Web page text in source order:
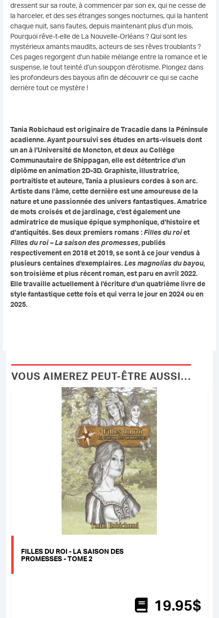
dressent sur sa route, à commencer par son ex, qui ne cesse de
la harceler, et des ses étranges songes nocturnes, qui la hantent
chaque nuit, sans fautes, depuis maintenant plus d’un mois.
Pourquoi rêve-t-elle de La Nouvelle-Orléans ? Qui sont les
mystérieux amants maudits, acteurs de ses rêves troublants ?
Ces pages regorgent d’un habile mélange entre la romance et le
suspense, le tout teinté d’un soupçon d’érotisme. Plongez dans
les profondeurs des bayous afin de découvrir ce qui se cache
derrière tout ce mystère !
Tania Robichaud est originaire de Tracadie dans la Péninsule
acadienne. Ayant poursuivi ses études en arts-visuels dont
un an à l’Université de Moncton, et deux au Collège
Communautaire de Shippagan, elle est détentrice d’un
diplôme en animation 2D-3D. Graphiste, illustratrice,
portraitiste et auteure, Tania a plusieurs cordes à son arc.
Artiste dans l’âme, cette dernière est une amoureuse de la
nature et une passionnée des univers fantastiques. Amatrice
de mots croisés et de jardinage, c’est également une
admiratrice de musique épique symphonique, d’histoire et
d’antiquités. Ses deux premiers romans : Filles duroiet
Filles du roi – La saison des promesses, publiés
respectivement en 2018 et 2019, se sont à ce jour vendus à
plusieurs centaines d’exemplaires. Les magnolias du bayou,
son troisième et plus récent roman, est paru en avril 2022.
Elle travaille actuellement à l’écriture d’un quatrième livre de
style fantastique cette fois et qui verra le jour en 2024 ou en
2025.
VOUS AIMEREZ PEUT-ÊTRE AUSSI…
FILLES DU ROI - LA SAISON DES
PROMESSES - TOME 2
19.95$